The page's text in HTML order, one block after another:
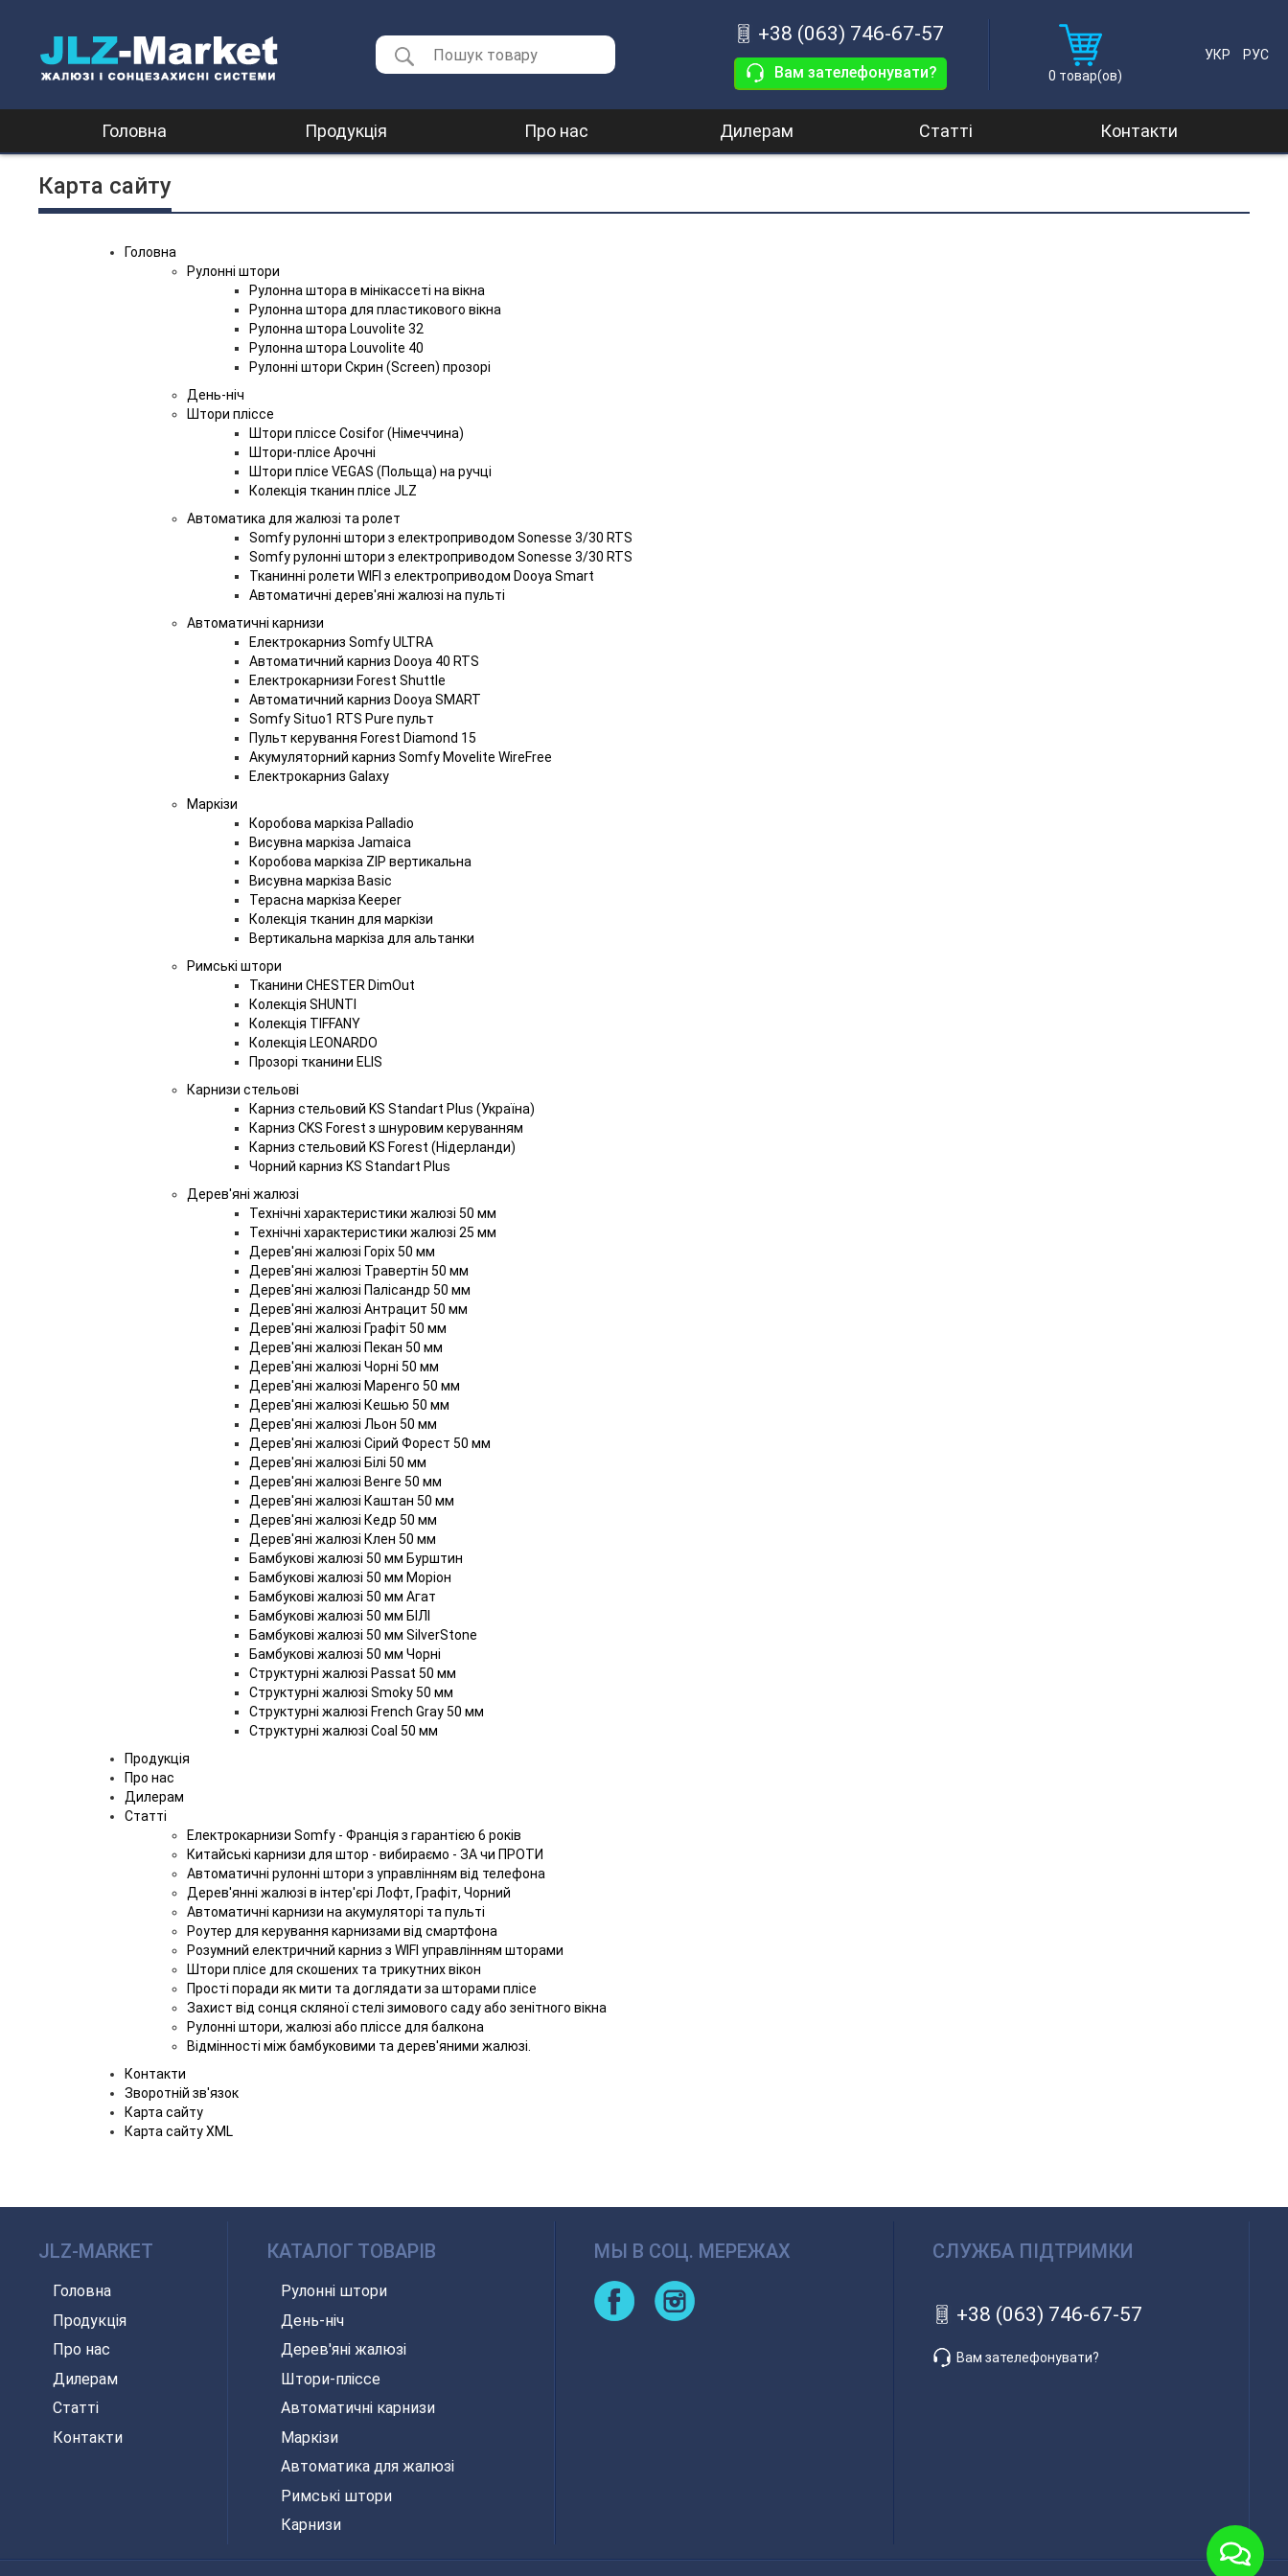
+38 (063) 746-67-57
Вам зателефонувати? 0 товар(ов)
УКР РУС
Головна Продукція Про нас Дилерам Статті Контакти
Карта сайту
Головна
Рулонні штори
Рулонна штора в мінікассеті на вікна
Рулонна штора для пластикового вікна
Рулонна штора Louvolite 32
Рулонна штора Louvolite 40
Рулонні штори Скрин (Screen) прозорі
День-ніч
Штори пліссе
Штори пліссе Cosifor (Німеччина)
Штори-плісе Арочні
Штори плісе VEGAS (Польща) на ручці
Колекція тканин плісе JLZ
Автоматика для жалюзі та ролет
Somfy рулонні штори з електроприводом Sonesse 3/30 RTS
Somfy рулонні штори з електроприводом Sonesse 3/30 RTS
Тканинні ролети WIFI з електроприводом Dooya Smart
Автоматичні дерев'яні жалюзі на пульті
Автоматичні карнизи
Електрокарниз Somfy ULTRA
Автоматичний карниз Dooya 40 RTS
Електрокарнизи Forest Shuttle
Автоматичний карниз Dooya SMART
Somfy Situo1 RTS Pure пульт
Пульт керування Forest Diamond 15
Акумуляторний карниз Somfy Movelite WireFree
Електрокарниз Galaxy
Маркізи
Коробова маркіза Palladio
Висувна маркіза Jamaica
Коробова маркіза ZIP вертикальна
Висувна маркіза Basic
Терасна маркіза Keeper
Колекція тканин для маркізи
Вертикальна маркіза для альтанки
Римські штори
Тканини СHESTER DimOut
Колекція SHUNTІ
Колекція TIFFANY
Колекція LEONARDO
Прозорі тканини ELIS
Карнизи стельові
Карниз стельовий KS Standart Plus (Україна)
Карниз CKS Forest з шнуровим керуванням
Карниз стельовий KS Forest (Нідерланди)
Чорний карниз KS Standart Plus
Дерев'яні жалюзі
Технічні характеристики жалюзі 50 мм
Технічні характеристики жалюзі 25 мм
Дерев'яні жалюзі Горіх 50 мм
Дерев'яні жалюзі Травертін 50 мм
Дерев'яні жалюзі Палісандр 50 мм
Дерев'яні жалюзі Антрацит 50 мм
Дерев'яні жалюзі Графіт 50 мм
Дерев'яні жалюзі Пекан 50 мм
Дерев'яні жалюзі Чорні 50 мм
Дерев'яні жалюзі Маренго 50 мм
Дерев'яні жалюзі Кешью 50 мм
Дерев'яні жалюзі Льон 50 мм
Дерев'яні жалюзі Сірий Форест 50 мм
Дерев'яні жалюзі Білі 50 мм
Дерев'яні жалюзі Венге 50 мм
Дерев'яні жалюзі Каштан 50 мм
Дерев'яні жалюзі Кедр 50 мм
Дерев'яні жалюзі Клен 50 мм
Бамбукові жалюзі 50 мм Бурштин
Бамбукові жалюзі 50 мм Моріон
Бамбукові жалюзі 50 мм Агат
Бамбукові жалюзі 50 мм БІЛІ
Бамбукові жалюзі 50 мм SilverStone
Бамбукові жалюзі 50 мм Чорні
Структурні жалюзі Passat 50 мм
Структурні жалюзі Smoky 50 мм
Структурні жалюзі French Gray 50 мм
Структурні жалюзі Coal 50 мм
Продукція
Про нас
Дилерам
Статті
Електрокарнизи Somfy - Франція з гарантією 6 років
Китайські карнизи для штор - вибираємо - ЗА чи ПРОТИ
Автоматичні рулонні штори з управлінням від телефона
Дерев'янні жалюзі в інтер'єрі Лофт, Графіт, Чорний
Автоматичні карнизи на акумуляторі та пульті
Роутер для керування карнизами від смартфона
Розумний електричний карниз з WIFI управлінням шторами
Штори плісе для скошених та трикутних вікон
Прості поради як мити та доглядати за шторами плісе
Захист від сонця скляної стелі зимового саду або зенітного вікна
Рулонні штори, жалюзі або пліссе для балкона
Відмінності між бамбуковими та дерев'яними жалюзі.
Контакти
Зворотній зв'язок
Карта сайту
Карта сайту XML
JLZ-MARKET
Головна
Продукція
Про нас
Дилерам
Статті
Контакти
КАТАЛОГ ТОВАРІВ
Рулонні штори
День-ніч
Дерев'яні жалюзі
Штори-пліссе
Автоматичні карнизи
Маркізи
Автоматика для жалюзі
Римські штори
Карнизи
МЫ В СОЦ. МЕРЕЖАХ СЛУЖБА ПІДТРИМКИ
+38 (063) 746-67-57
Вам зателефонувати?